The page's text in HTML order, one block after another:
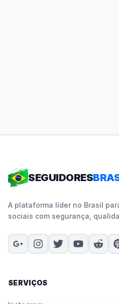
SEGUIDORES
A plataforma líder no Brasil
sociais com segurança,
SERVIÇOS